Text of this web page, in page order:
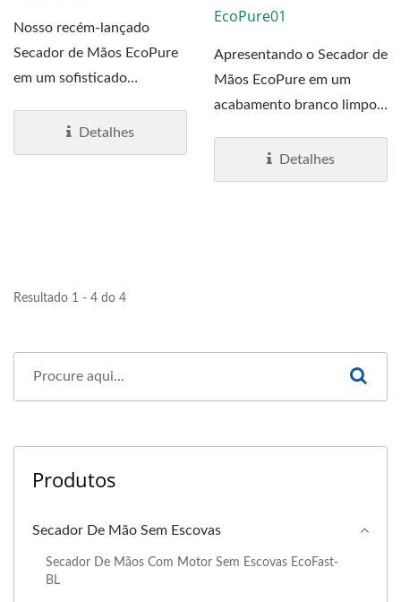
Nosso recém-lançado
Secador de Mãos EcoPure
em um sofisticado
um design...Detalhes
EcoPure01
Apresentando o Secador de
Mãos EcoPure em um
acabamento branco limpo e
Detalhes
Resultado 1 - 4 do 4
Produtos
Secador De Mão Sem Escovas
Secador De Mãos Com Motor Sem Escovas EcoFast-
BL